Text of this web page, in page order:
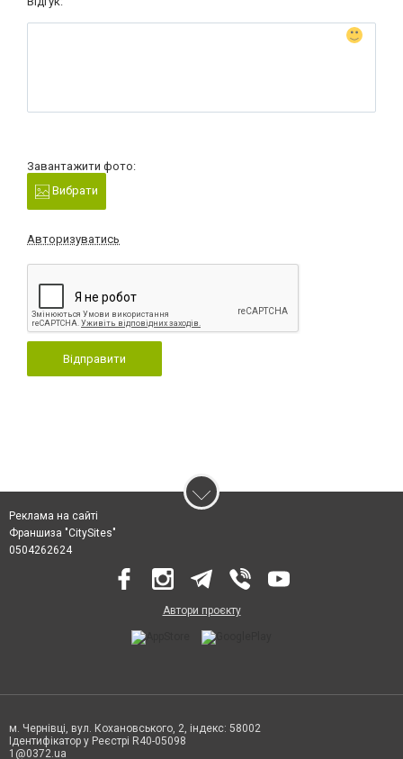
Завантажити фото:
Вибрати
Авторизуватись
Відправити
Реклама на сайті
Франшиза "CitySites"
0504262624
Автори проєкту
м. Чернівці, вул. Кохановського, 2, індекс: 58002
Ідентифікатор у Реєстрі R40-05098
1@0372.ua